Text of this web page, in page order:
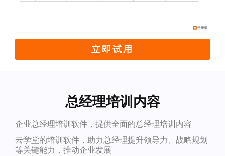
立即试用
总经理培训内容
企业总经理培训软件，提供全面的总经理培训内容
云学堂的培训软件，助力总经理提升领导力、战略规划
等关键能力，推动企业发展